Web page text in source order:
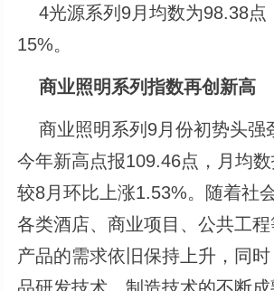
4光源系列9月均数为98.38点
15%。
商业照明系列指数再创新高
商业照明系列9月份初势头强
今年新高点报109.46点，月均数
较8月环比上涨1.53%。随着社
各类酒店、商业项目、公共工
产品的需求依旧保持上升，同
品研发技术、制造技术的不断